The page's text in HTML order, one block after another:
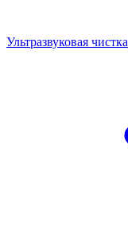
Ультразвуковая чистка